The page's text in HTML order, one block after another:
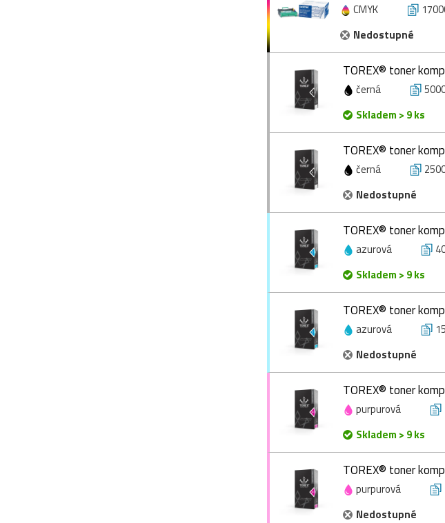
CMYK
Nedostupné
TOREX® toner
černá
Skladem > 9 ks
TOREX® toner
černá
Nedostupné
TOREX® toner
azurová
Skladem > 9 ks
TOREX® toner
azurová
Nedostupné
TOREX® toner
purpurová
Skladem > 9 ks
TOREX® toner
purpurová
Nedostupné